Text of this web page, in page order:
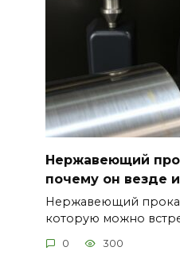
Нержавеющий
почему он везде
Нержавеющий
которую можно
0 300